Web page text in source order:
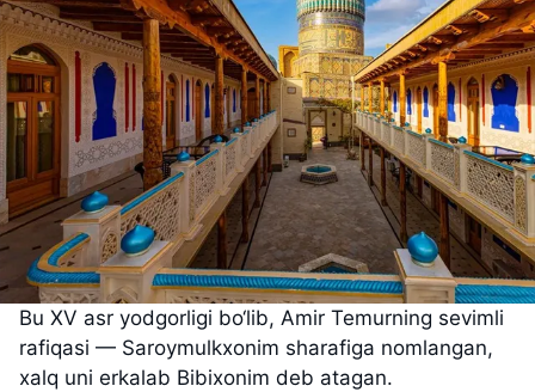
Bu XV asr yodgorligi bo‘lib, Amir Temurning sevimli
rafiqasi — Saroymulkxonim sharafiga nomlangan,
xalq uni erkalab Bibixonim deb atagan.